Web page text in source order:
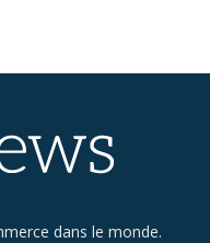
dans le monde.